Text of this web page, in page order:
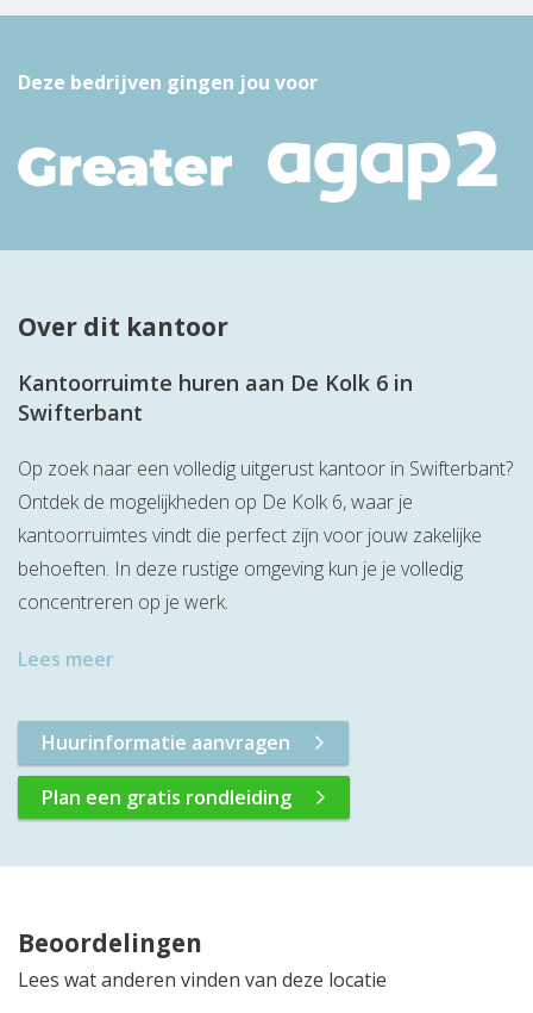
Deze bedrijven gingen jou voor
Over dit kantoor
Kantoorruimte huren aan De Kolk 6 in
Swifterbant
Op zoek naar een volledig uitgerust kantoor in Swifterbant?
Ontdek de mogelijkheden op De Kolk 6, waar je
kantoorruimtes vindt die perfect zijn voor jouw zakelijke
behoeften. In deze rustige omgeving kun je je volledig
concentreren op je werk.
Lees meer
Huurinformatie aanvragen
Plan een gratis rondleiding
Beoordelingen
Lees wat anderen vinden van deze locatie